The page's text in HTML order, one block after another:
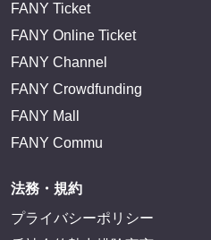
FANY Ticket
FANY Online Ticket
FANY Channel
FANY Crowdfunding
FANY Mall
FANY Commu
法務・規約
プライバシーポリシー